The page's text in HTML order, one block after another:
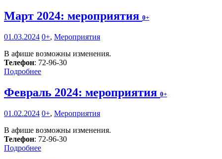
Март 2024: мероприятия 0+
01.03.2024 0+, Мероприятия
В афише возможны изменения.
Телефон: 72-96-30
Подробнее
Февраль 2024: мероприятия 0+
01.02.2024 0+, Мероприятия
В афише возможны изменения.
Телефон: 72-96-30
Подробнее